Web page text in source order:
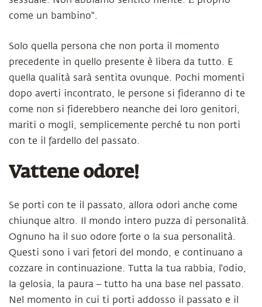
come un bambino".
Solo quella persona che non porta il momento
precedente in quello presente è libera da tutto. E
quella qualità sarà sentita ovunque. Pochi momenti
dopo averti incontrato, le persone si fideranno di te
come non si fiderebbero neanche dei loro genitori,
mariti o mogli, semplicemente perché tu non porti
con te il fardello del passato.
Vattene odore!
Se porti con te il passato, allora odori anche come
chiunque altro. Il mondo intero puzza di personalità.
Ognuno ha il suo odore forte o la sua personalità.
Questi sono i vari fetori del mondo, e continuano a
cozzare in continuazione. Tutta la tua rabbia, l'odio,
la gelosia, la paura – tutto ha una base nel passato.
Nel momento in cui ti porti addosso il passato e il